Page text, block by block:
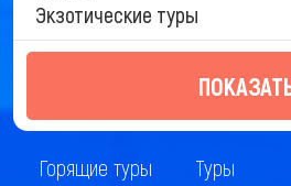
Экзотические туры
Горящие туры Туры